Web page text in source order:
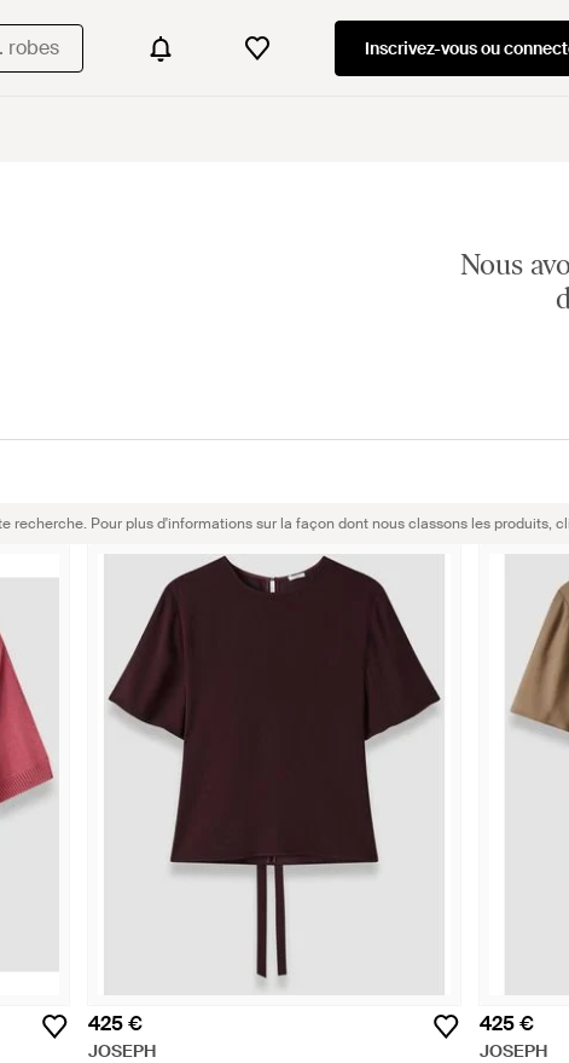
Inscrivez-vous ou
Nous
Pour plus d'informations sur la façon dont nous classons les produits,
425 €
JOSEPH
425 €
JOSEPH